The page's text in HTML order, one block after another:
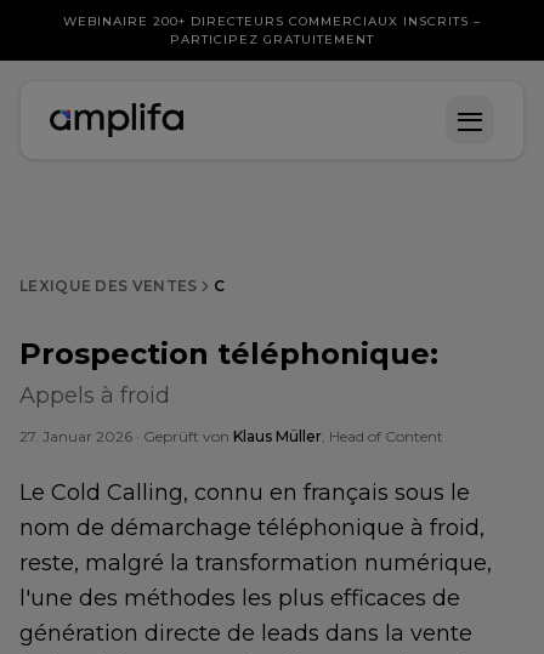
WEBINAIRE 200+ DIRECTEURS COMMERCIAUX INSCRITS –
PARTICIPEZ GRATUITEMENT
LEXIQUE DES VENTES C
Prospection téléphonique:
Appels à froid
27. Januar 2026 · Geprüft von Klaus Müller, Head of Content
Le Cold Calling, connu en français sous le
nom de démarchage téléphonique à froid,
reste, malgré la transformation numérique,
l'une des méthodes les plus efficaces de
génération directe de leads dans la vente